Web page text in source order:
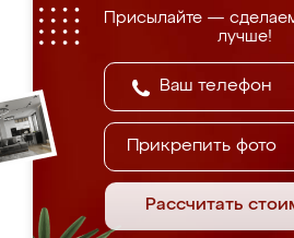
Присылайте —
лучше!
Прикрепить фото
Рассчитать